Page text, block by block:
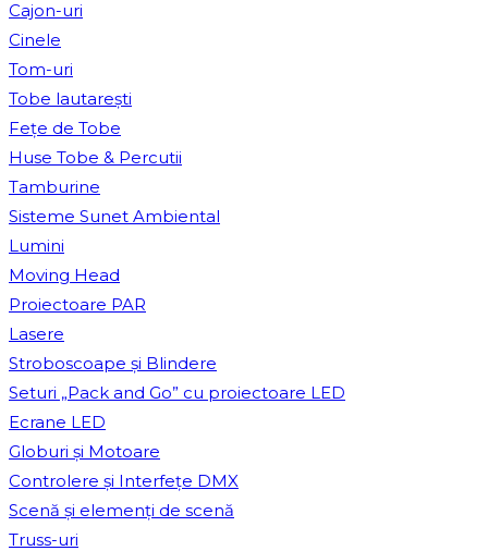
Cajon-uri
Cinele
Tom-uri
Tobe lautareşti
Fețe de Tobe
Huse Tobe & Percutii
Tamburine
Sisteme Sunet Ambiental
Lumini
Moving Head
Proiectoare PAR
Lasere
Stroboscoape și Blindere
Seturi „Pack and Go” cu proiectoare LED
Ecrane LED
Globuri și Motoare
Controlere și Interfețe DMX
Scenă și elemenți de scenă
Truss-uri